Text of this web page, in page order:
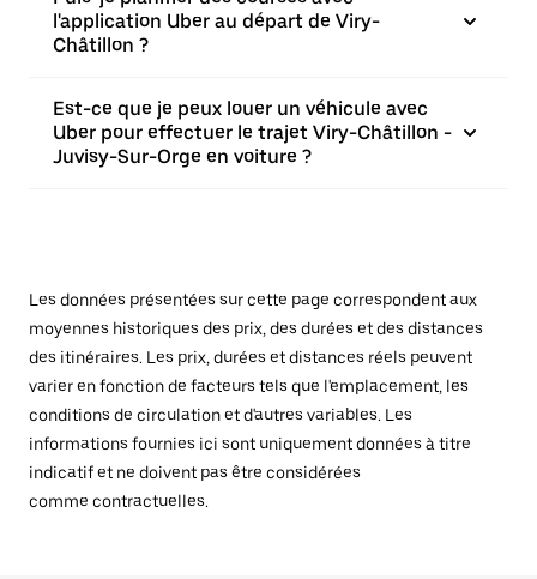
l'application Uber au départ de Viry-
Châtillon ?
Est-ce que je peux louer un véhicule avec
Uber pour effectuer le trajet Viry-Châtillon -
Juvisy-Sur-Orge en voiture ?
Les données présentées sur cette page correspondent aux
moyennes historiques des prix, des durées et des distances
des itinéraires. Les prix, durées et distances réels peuvent
varier en fonction de facteurs tels que l'emplacement, les
conditions de circulation et d'autres variables. Les
informations fournies ici sont uniquement données à titre
indicatif et ne doivent pas être considérées
comme contractuelles.